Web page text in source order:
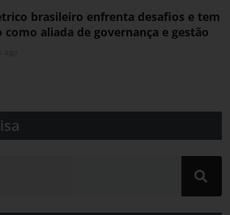
brasileiro enfrenta desafios e tem
como aliada de governança e gestão